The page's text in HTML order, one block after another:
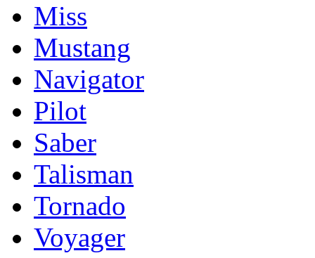
Miss
Mustang
Navigator
Pilot
Saber
Talisman
Tornado
Voyager